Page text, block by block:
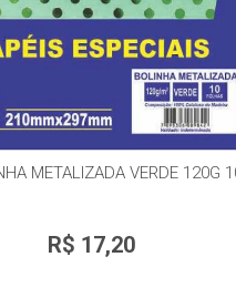
METALIZADA VERDE 120G
R$ 17,20